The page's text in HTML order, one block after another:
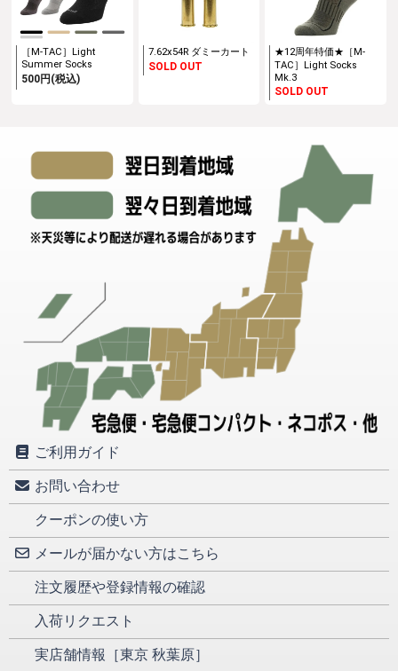
［M-TAC］Light
Summer Socks
500円(税込)
7.62x54R ダミーカート
SOLD OUT
★12周年特価★［M-
TAC］Light Socks
Mk.3
SOLD OUT
ご利用ガイド
お問い合わせ
クーポンの使い方
メールが届かない方はこちら
注文履歴や登録情報の確認
入荷リクエスト
実店舗情報［東京 秋葉原］